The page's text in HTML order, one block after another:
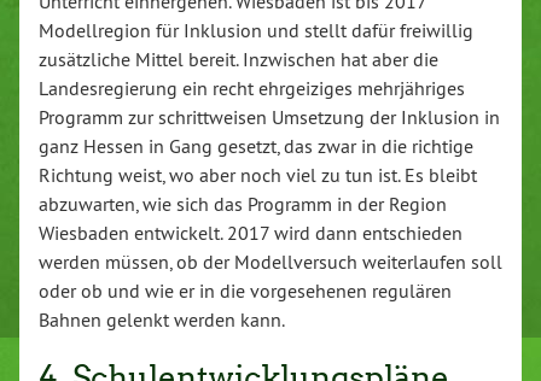
Modellregion für Inklusion und stellt dafür freiwillig
zusätzliche Mittel bereit. Inzwischen hat aber die
Landesregierung ein recht ehrgeiziges mehrjähriges
Programm zur schrittweisen Umsetzung der Inklusion in
ganz Hessen in Gang gesetzt, das zwar in die richtige
Richtung weist, wo aber noch viel zu tun ist. Es bleibt
abzuwarten, wie sich das Programm in der Region
Wiesbaden entwickelt. 2017 wird dann entschieden
werden müssen, ob der Modellversuch weiterlaufen soll
oder ob und wie er in die vorgesehenen regulären
Bahnen gelenkt werden kann.